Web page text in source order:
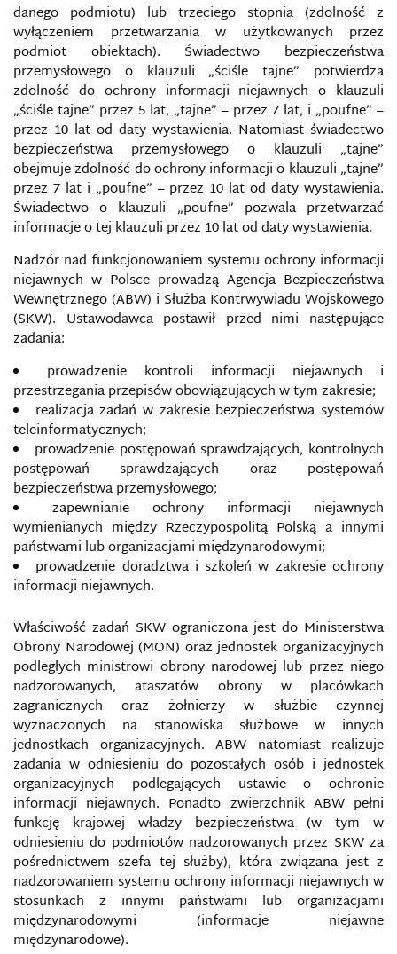
danego podmiotu) lub trzeciego stopnia (zdolność z
wyłączeniem przetwarzania w użytkowanych przez
podmiot obiektach). Świadectwo bezpieczeństwa
przemysłowego o klauzuli „ściśle tajne” potwierdza
zdolność do ochrony informacji niejawnych o klauzuli
„ściśle tajne” przez 5 lat, „tajne” – przez 7 lat, i „poufne” –
przez 10 lat od daty wystawienia. Natomiast świadectwo
bezpieczeństwa przemysłowego o klauzuli „tajne”
obejmuje zdolność do ochrony informacji o klauzuli „tajne”
przez 7 lat i „poufne” – przez 10 lat od daty wystawienia.
Świadectwo o klauzuli „poufne” pozwala przetwarzać
informacje o tej klauzuli przez 10 lat od daty wystawienia.
Nadzór nad funkcjonowaniem systemu ochrony informacji
niejawnych w Polsce prowadzą Agencja Bezpieczeństwa
Wewnętrznego (ABW) i Służba Kontrwywiadu Wojskowego
(SKW). Ustawodawca postawił przed nimi następujące
zadania:
prowadzenie kontroli informacji niejawnych i
przestrzegania przepisów obowiązujących w tym zakresie;
realizacja zadań w zakresie bezpieczeństwa systemów
teleinformatycznych;
prowadzenie postępowań sprawdzających, kontrolnych
postępowań sprawdzających oraz postępowań
bezpieczeństwa przemysłowego;
zapewnianie ochrony informacji niejawnych
wymienianych między Rzeczypospolitą Polską a innymi
państwami lub organizacjami międzynarodowymi;
prowadzenie doradztwa i szkoleń w zakresie ochrony
informacji niejawnych.
Właściwość zadań SKW ograniczona jest do Ministerstwa
Obrony Narodowej (MON) oraz jednostek organizacyjnych
podległych ministrowi obrony narodowej lub przez niego
nadzorowanych, ataszatów obrony w placówkach
zagranicznych oraz żołnierzy w służbie czynnej
wyznaczonych na stanowiska służbowe w innych
jednostkach organizacyjnych. ABW natomiast realizuje
zadania w odniesieniu do pozostałych osób i jednostek
organizacyjnych podlegających ustawie o ochronie
informacji niejawnych. Ponadto zwierzchnik ABW pełni
funkcję krajowej władzy bezpieczeństwa (w tym w
odniesieniu do podmiotów nadzorowanych przez SKW za
pośrednictwem szefa tej służby), która związana jest z
nadzorowaniem systemu ochrony informacji niejawnych w
stosunkach z innymi państwami lub organizacjami
międzynarodowymi (informacje niejawne
międzynarodowe).